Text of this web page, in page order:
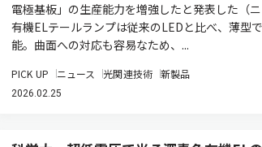
電極基板」の生産能力を増強したと発表した（ニ
有機ELテールランプは従来のLEDと比べ、薄型
能。曲面への対応も容易なため、...
PICK UP ニュース 光関連技術 新製品
2026.02.25